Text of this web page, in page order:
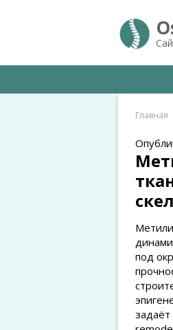
Главная
под
задаёт